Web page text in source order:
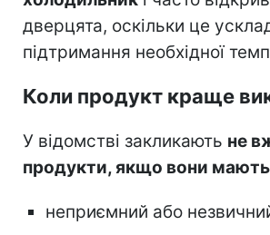
дверцята, оскільки це
підтримання необхідної
Коли продукт краще
У відомстві закликають не
продукти, якщо вони мають
неприємний або